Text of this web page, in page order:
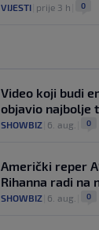
VIJESTI prije 3 h 0
Video koji budi
objavio najbolje
SHOWBIZ 6. aug. 0
Američki reper
Rihanna radi na
SHOWBIZ 6. aug. 0